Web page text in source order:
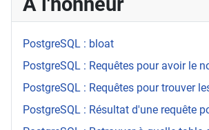
PostgreSQL : bloat
PostgreSQL : Requêtes pour avoir le
PostgreSQL : Requêtes pour trouver
PostgreSQL : Résultat d'une requête